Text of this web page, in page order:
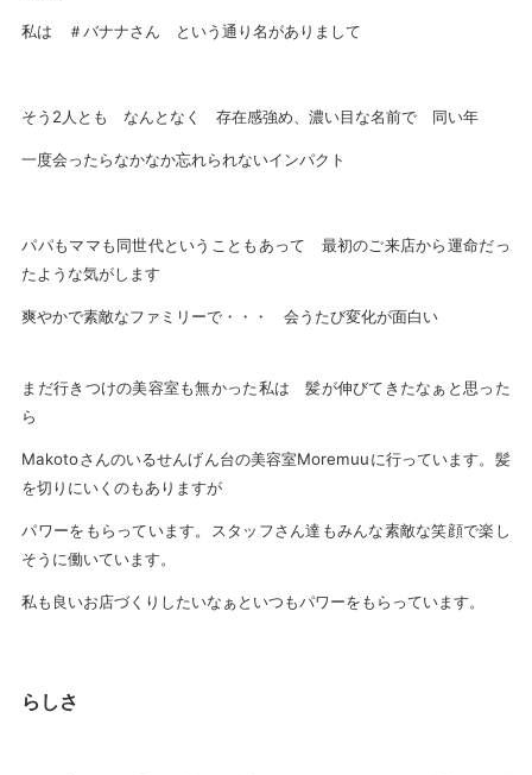
私は ＃バナナさん という通り名がありまして
そう2人とも なんとなく 存在感強め、濃い目な名前で 同い年
一度会ったらなかなか忘れられないインパクト
パパもママも同世代ということもあって 最初のご来店から運命だっ
たような気がします
爽やかで素敵なファミリーで・・・ 会うたび変化が面白い
まだ行きつけの美容室も無かった私は 髪が伸びてきたなぁと思った
ら
Makotoさんのいるせんげん台の美容室Moremuuに行っています。髪
を切りにいくのもありますが
パワーをもらっています。スタッフさん達もみんな素敵な笑顔で楽し
そうに働いています。
私も良いお店づくりしたいなぁといつもパワーをもらっています。
らしさ